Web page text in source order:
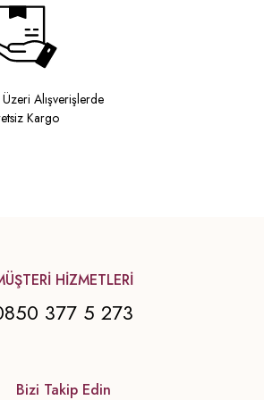
Alışverişlerde
Kargo
HİZMETLERİ
377 5 273
Bizi Takip Edin